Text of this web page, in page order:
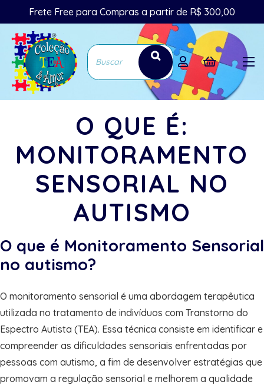
Frete Free para Compras a partir de R$ 300,00
O QUE É:
MONITORAMENTO
SENSORIAL NO
AUTISMO
O que é Monitoramento Sensorial
no autismo?
O monitoramento sensorial é uma abordagem terapêutica
utilizada no tratamento de indivíduos com Transtorno do
Espectro Autista (TEA). Essa técnica consiste em identificar e
compreender as dificuldades sensoriais enfrentadas por
pessoas com autismo, a fim de desenvolver estratégias que
promovam a regulação sensorial e melhorem a qualidade